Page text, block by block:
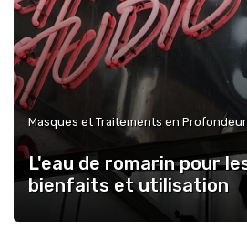
Masques et Traitements en Profondeur
L'eau de romarin pour
bienfaits et utilisation